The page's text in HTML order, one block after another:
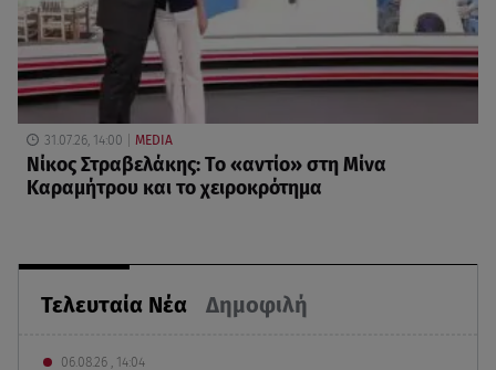
Τελευταία Νέα Δημοφιλή
06.08.26 , 14:04
31.07.26, 14:00 MEDIA
Νίκος Στραβελάκης: Το «αντίο» στη Μίνα
Καραμήτρου και το χειροκρότημα